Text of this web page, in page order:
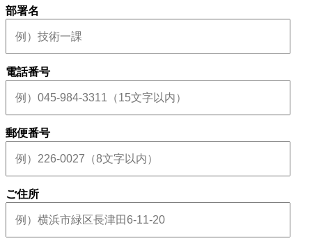
部署名
電話番号
郵便番号
ご住所